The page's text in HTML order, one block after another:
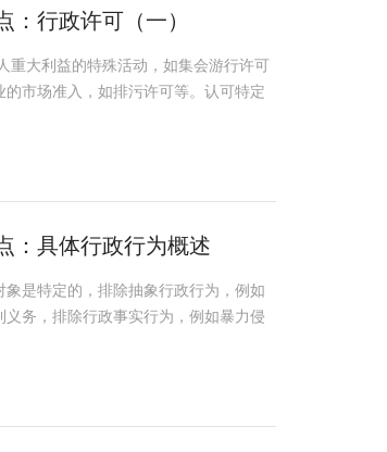
：行政许可（一）
重大利益的特殊活动，如集会游行许可
市场准入，如排污许可等。认可特定
：具体行政行为概述
是特定的，排除抽象行政行为，例如
务，排除行政事实行为，例如暴力侵